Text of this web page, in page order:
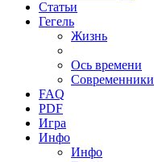
Статьи
Гегель
Жизнь
Ось времени
Современники
FAQ
PDF
Игра
Инфо
Инфо